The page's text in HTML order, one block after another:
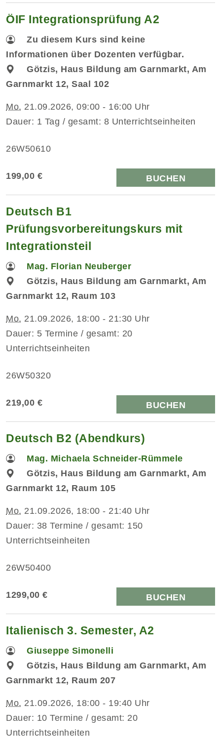
ÖIF Integrationsprüfung A2
Zu diesem Kurs sind keine
Informationen über Dozenten verfügbar.
Götzis, Haus Bildung am Garnmarkt, Am
Garnmarkt 12, Saal 102
Mo. 21.09.2026, 09:00 - 16:00 Uhr
Dauer: 1 Tag / gesamt: 8 Unterrichtseinheiten
26W50610
199,00 € BUCHEN
Deutsch B1
Prüfungsvorbereitungskurs mit
Integrationsteil
Mag. Florian Neuberger
Götzis, Haus Bildung am Garnmarkt, Am
Garnmarkt 12, Raum 103
Mo. 21.09.2026, 18:00 - 21:30 Uhr
Dauer: 5 Termine / gesamt: 20
Unterrichtseinheiten
26W50320
219,00 € BUCHEN
Deutsch B2 (Abendkurs)
Mag. Michaela Schneider-Rümmele
Götzis, Haus Bildung am Garnmarkt, Am
Garnmarkt 12, Raum 105
Mo. 21.09.2026, 18:00 - 21:40 Uhr
Dauer: 38 Termine / gesamt: 150
Unterrichtseinheiten
26W50400
1299,00 € BUCHEN
Italienisch 3. Semester, A2
Giuseppe Simonelli
Götzis, Haus Bildung am Garnmarkt, Am
Garnmarkt 12, Raum 207
Mo. 21.09.2026, 18:00 - 19:40 Uhr
Dauer: 10 Termine / gesamt: 20
Unterrichtseinheiten